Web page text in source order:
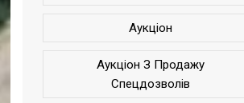
Аукціон
Аукціон З Продажу
Спецдозволів